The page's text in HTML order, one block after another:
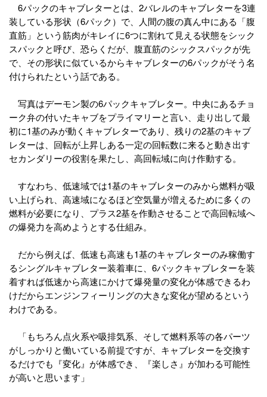
6パックのキャブレターとは、2バレルのキャブレターを3連
装している形状（6パック）で、人間の腹の真ん中にある「腹
直筋」という筋肉がキレイに6つに割れて見える状態をシック
スパックと呼び、恐らくだが、腹直筋のシックスパックが先
で、その形状に似ているからキャブレターの6パックがそう名
付けられたという話である。
写真はデーモン製の6パックキャブレター。中央にあるチョ
ーク弁の付いたキャブをプライマリーと言い、走り出して最
初に1基のみが動くキャブレターであり、残りの2基のキャブ
レターは、回転が上昇しある一定の回転数に来ると動き出す
セカンダリーの役割を果たし、高回転域に向け作動する。
すなわち、低速域では1基のキャブレターのみから燃料が吸
い上げられ、高速域になるほど空気量が増えるために多くの
燃料が必要になり、プラス2基を作動させることで高回転域へ
の爆発力を高めようとする仕組み。
だから例えば、低速も高速も1基のキャブレターのみ稼働す
るシングルキャブレター装着車に、6パックキャブレターを装
着すれば低速から高速にかけて爆発量の変化が体感できるわ
けだからエンジンフィーリングの大きな変化が望めるという
わけである。
「もちろん点火系や吸排気系、そして燃料系等の各パーツ
がしっかりと働いている前提ですが、キャブレターを交換す
るだけでも『変化』が体感でき、『楽しさ』が加わる可能性
が高いと思います」